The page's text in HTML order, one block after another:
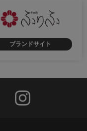
ブランドサイト